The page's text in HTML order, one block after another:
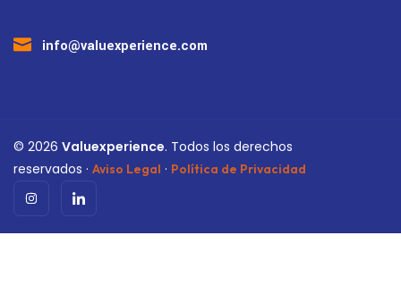
info@valuexperience.com
© 2026 Valuexperience. Todos los derechos
reservados · Aviso Legal · Política de Privacidad